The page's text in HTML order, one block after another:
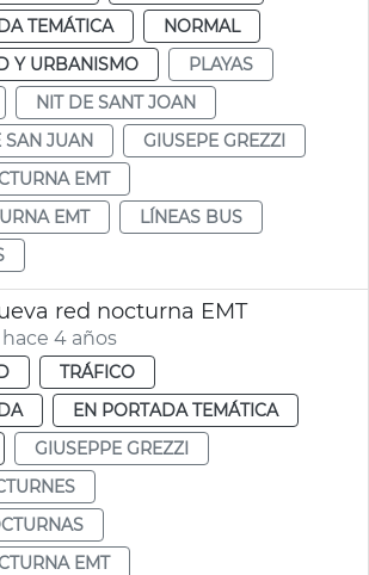
TEMÁTICA
NORMAL
Y URBANISMO
PLAYAS
NIT DE SANT JOAN
SAN JUAN
GIUSEPE GREZZI
EMT
EMT
LÍNEAS BUS
red nocturna EMT
4 años
TRÁFICO
EN PORTADA TEMÁTICA
GIUSEPPE GREZZI
EMT